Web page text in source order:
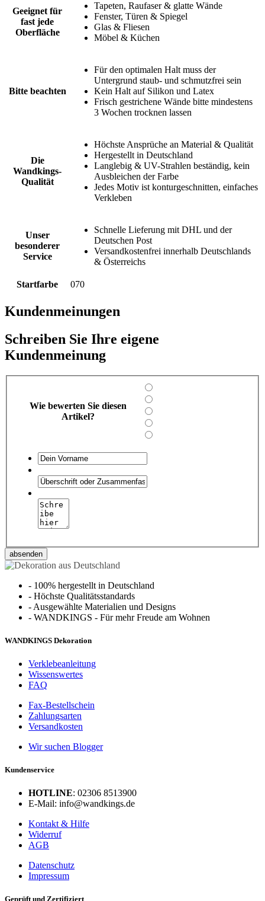
Geeignet für
fast jede
Oberfläche
Tapeten, Raufaser & glatte Wände
Fenster, Türen & Spiegel
Glas & Fliesen
Möbel & Küchen
Bitte beachten
Für den optimalen Halt muss der
Untergrund staub- und schmutzfrei sein
Kein Halt auf Silikon und Latex
Frisch gestrichene Wände bitte mindestens
3 Wochen trocknen lassen
Die
Wandkings-
Qualität
Höchste Ansprüche an Material & Qualität
Hergestellt in Deutschland
Langlebig & UV-Strahlen beständig, kein
Ausbleichen der Farbe
Jedes Motiv ist konturgeschnitten, einfaches
Verkleben
Unser
besonderer
Service
Schnelle Lieferung mit DHL und der
Deutschen Post
Versandkostenfrei innerhalb Deutschlands
& Österreichs
Startfarbe 070
Kundenmeinungen
Schreiben Sie Ihre eigene
Kundenmeinung
Wie bewerten Sie diesen
Artikel?
absenden
- 100% hergestellt in Deutschland
- Höchste Qualitätsstandards
- Ausgewählte Materialien und Designs
- WANDKINGS - Für mehr Freude am Wohnen
WANDKINGS Dekoration
Verklebeanleitung
Wissenswertes
FAQ
Fax-Bestellschein
Zahlungsarten
Versandkosten
Wir suchen Blogger
Kundenservice
HOTLINE: 02306 8513900
E-Mail: info@wandkings.de
Kontakt & Hilfe
Widerruf
AGB
Datenschutz
Impressum
Geprüft und Zertifiziert